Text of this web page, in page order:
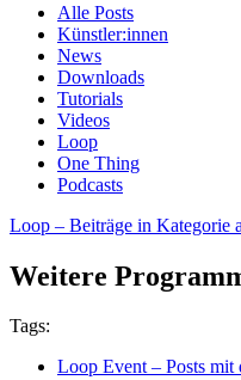
Alle Posts
Künstler:innen
News
Downloads
Tutorials
Videos
Loop
One Thing
Podcasts
Loop – Beiträge in Kategorie
Weitere
Tags:
Loop Event– Posts mit